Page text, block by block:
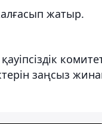
жатыр.
заңсыз